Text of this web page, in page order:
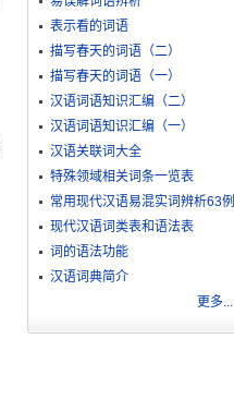
表示看的词语
描写春天的词语（二）
描写春天的词语（一）
汉语词语知识汇编（二）
汉语词语知识汇编（一）
汉语关联词大全
特殊领域相关词条一览表
常用现代汉语易混实词辨析63例
现代汉语词类表和语法表
词的语法功能
汉语词典简介
更多...